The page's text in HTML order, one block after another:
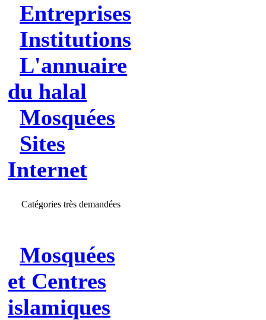
Entreprises
Institutions
L'annuaire
du halal
Mosquées
Sites
Internet
Catégories très demandées
Mosquées
et Centres
islamiques